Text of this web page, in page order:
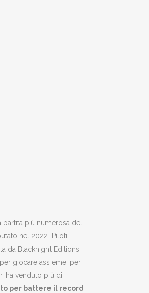
più numerosa del
nel 2022. Piloti
da Blacknight Editions.
giocare assieme, per
ha venduto più di
per battere il record